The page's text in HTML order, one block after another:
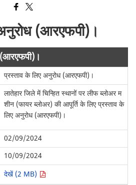
(आरएफपी)।
प्रस्ताव के लिए अनुरोध (आरएफपी)।
लातेहार जिले में चिन्हित स्थानों पर लीफ ब्लोअर म
शीन (फायर ब्लोअर) की आपूर्ति के लिए प्रस्ताव के
लिए अनुरोध (आरएफपी)।
02/09/2024
10/09/2024
देखें (2 MB)